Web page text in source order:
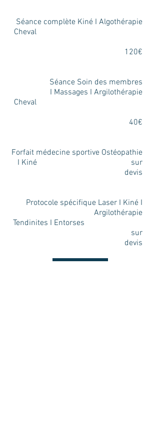
Séance complète Kiné I Algothérapie
Cheval
120€
Séance Soin des membres
I Massages I Argilothérapie
Cheval
40€
Forfait médecine sportive Ostéopathie
I Kiné sur
devis
Protocole spécifique Laser I Kiné I
Argilothérapie
Tendinites I Entorses
sur
devis